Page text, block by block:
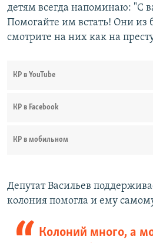
детям всегда напоминаю: "С
Помогайте им встать! Они
смотрите на них как на
КР в YouTube
КР в Facebook
КР в мобильном
Депутат Васильев
колония помогла и ему
Колоний много, а